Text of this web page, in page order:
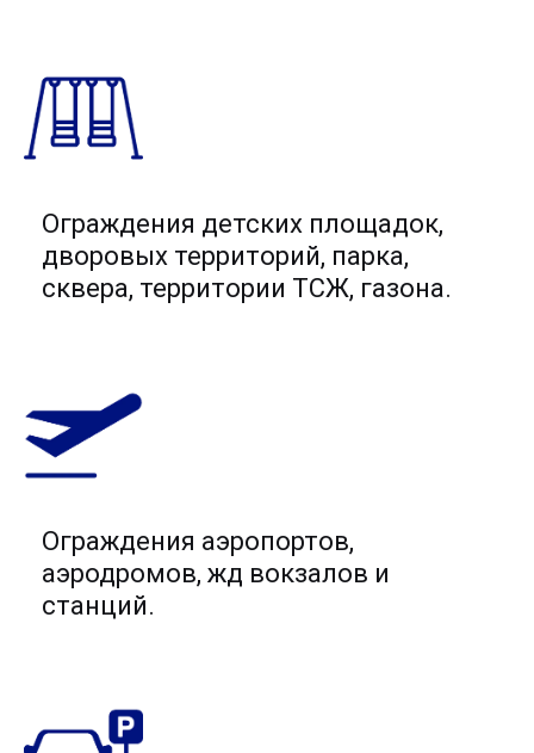
Ограждения детских площадок,
дворовых территорий, парка,
сквера, территории ТСЖ, газона.
Ограждения аэропортов,
аэродромов, жд вокзалов и
станций.